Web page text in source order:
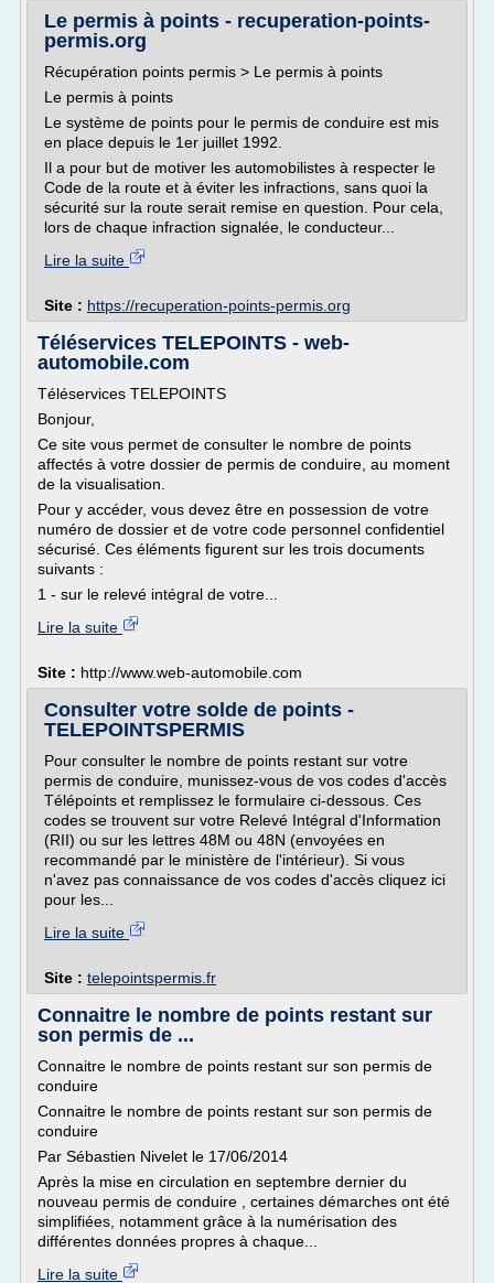
Le permis à points - recuperation-points-
permis.org
Récupération points permis > Le permis à points
Le permis à points
Le système de points pour le permis de conduire est mis
en place depuis le 1er juillet 1992.
Il a pour but de motiver les automobilistes à respecter le
Code de la route et à éviter les infractions, sans quoi la
sécurité sur la route serait remise en question. Pour cela,
lors de chaque infraction signalée, le conducteur...
Lire la suite
Site : https://recuperation-points-permis.org
Téléservices TELEPOINTS - web-
automobile.com
Téléservices TELEPOINTS
Bonjour,
Ce site vous permet de consulter le nombre de points
affectés à votre dossier de permis de conduire, au moment
de la visualisation.
Pour y accéder, vous devez être en possession de votre
numéro de dossier et de votre code personnel confidentiel
sécurisé. Ces éléments figurent sur les trois documents
suivants :
1 - sur le relevé intégral de votre...
Lire la suite
Site : http://www.web-automobile.com
Consulter votre solde de points -
TELEPOINTSPERMIS
Pour consulter le nombre de points restant sur votre
permis de conduire, munissez-vous de vos codes d'accès
Télépoints et remplissez le formulaire ci-dessous. Ces
codes se trouvent sur votre Relevé Intégral d'Information
(RII) ou sur les lettres 48M ou 48N (envoyées en
recommandé par le ministère de l'intérieur). Si vous
n'avez pas connaissance de vos codes d'accès cliquez ici
pour les...
Lire la suite
Site : telepointspermis.fr
Connaitre le nombre de points restant sur
son permis de ...
Connaitre le nombre de points restant sur son permis de
conduire
Connaitre le nombre de points restant sur son permis de
conduire
Par Sébastien Nivelet le 17/06/2014
Après la mise en circulation en septembre dernier du
nouveau permis de conduire , certaines démarches ont été
simplifiées, notamment grâce à la numérisation des
différentes données propres à chaque...
Lire la suite